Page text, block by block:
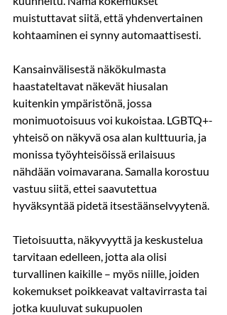
muistuttavat siitä, että yhdenvertainen
kohtaaminen ei synny automaattisesti.
Kansainvälisestä näkökulmasta
haastateltavat näkevät hiusalan
kuitenkin ympäristönä, jossa
monimuotoisuus voi kukoistaa. LGBTQ+-
yhteisö on näkyvä osa alan kulttuuria, ja
monissa työyhteisöissä erilaisuus
nähdään voimavarana. Samalla korostuu
vastuu siitä, ettei saavutettua
hyväksyntää pidetä itsestäänselvyytenä.
Tietoisuutta, näkyvyyttä ja keskustelua
tarvitaan edelleen, jotta ala olisi
turvallinen kaikille – myös niille, joiden
kokemukset poikkeavat valtavirrasta tai
jotka kuuluvat sukupuolen